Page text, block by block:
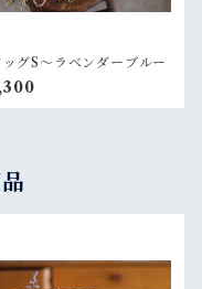
ッグS〜ラベンダーブルー